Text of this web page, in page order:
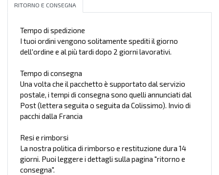
RITORNO E CONSEGNA
Tempo di spedizione
I tuoi ordini vengono solitamente spediti il giorno
dell'ordine e al più tardi dopo 2 giorni lavorativi.
Tempo di consegna
Una volta che il pacchetto è supportato dal servizio
postale, i tempi di consegna sono quelli annunciati dal
Post (lettera seguita o seguita da Colissimo). Invio di
pacchi dalla Francia
Resi e rimborsi
La nostra politica di rimborso e restituzione dura 14
giorni. Puoi leggere i dettagli sulla pagina "ritorno e
consegna".